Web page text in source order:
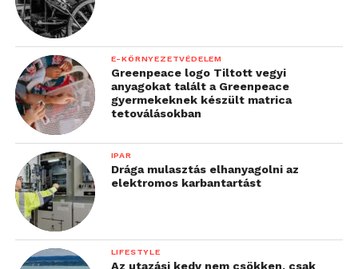
E-KÖRNYEZETVÉDELEM
Greenpeace logo Tiltott vegyi
anyagokat talált a Greenpeace
gyermekeknek készült matrica
tetoválásokban
IPAR
Drága mulasztás elhanyagolni az
elektromos karbantartást
LIFESTYLE
Az utazási kedv nem csökken, csak